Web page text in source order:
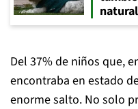
Del 37% de niños que,
encontraba en estado
enorme salto. No solo